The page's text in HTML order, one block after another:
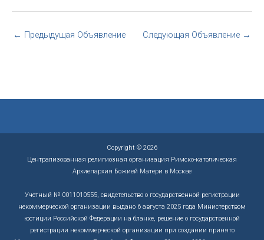
← Предыдущая Объявление Следующая Объявление →
Copyright © 2026
Централизованная религиозная организация Римско-католическая
Архиепархия Божией Матери в Москве
Учетный № 0011010555, свидетельство о государственной регистрации
некоммерческой организации выдано 6 августа 2025 года Министерством
юстиции Российской Федерации на бланке, решение о государственной
регистрации некоммерческой организации при создании принято